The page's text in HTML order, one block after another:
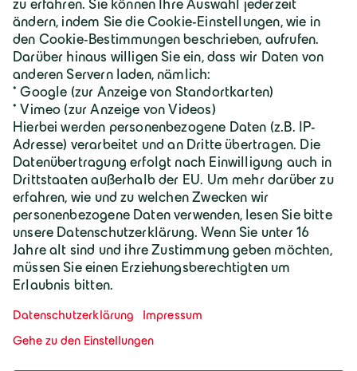
Karriere
Geiger Gruppe
Wilhelm-Geiger-Straße 1
87561 Oberstdorf
+49 8322 18 0
info@geigergruppe.de
Darf ich mich vorstellen, ich bin der